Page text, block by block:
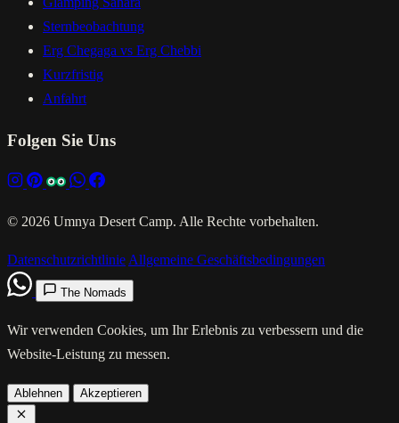
Sternbeobachtung
Erg Chegaga vs Erg Chebbi
Kurzfristig
Anfahrt
Folgen Sie Uns
© 2026 Umnya Desert Camp. Alle Rechte vorbehalten.
Datenschutzrichtlinie Allgemeine Geschäftsbedingungen
The Nomads
Wir verwenden Cookies, um Ihr Erlebnis zu verbessern und die
Website-Leistung zu messen.
Ablehnen Akzeptieren